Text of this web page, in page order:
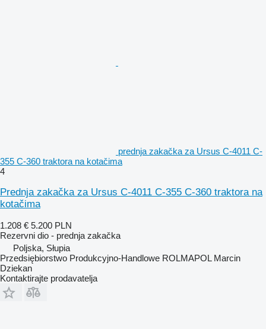
prednja zakačka za Ursus C-4011 C-
355 C-360 traktora na kotačima
4
Prednja zakačka za Ursus C-4011 C-355 C-360 traktora na
kotačima
1.208 € 5.200 PLN
Rezervni dio - prednja zakačka
Poljska, Słupia
Przedsiębiorstwo Produkcyjno-Handlowe ROLMAPOL Marcin
Dziekan
Kontaktirajte prodavatelja